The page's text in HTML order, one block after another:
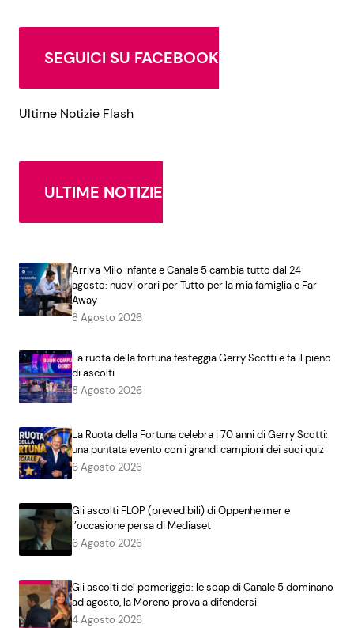
SEGUICI SU FACEBOOK
Ultime Notizie Flash
ULTIME NOTIZIE
Arriva Milo Infante e Canale 5 cambia tutto dal 24
agosto: nuovi orari per Tutto per la mia famiglia e Far
Away
8 Agosto 2026
La ruota della fortuna festeggia Gerry Scotti e fa il pieno
di ascolti
8 Agosto 2026
La Ruota della Fortuna celebra i 70 anni di Gerry Scotti:
una puntata evento con i grandi campioni dei suoi quiz
6 Agosto 2026
Gli ascolti FLOP (prevedibili) di Oppenheimer e
l’occasione persa di Mediaset
6 Agosto 2026
Gli ascolti del pomeriggio: le soap di Canale 5 dominano
ad agosto, la Moreno prova a difendersi
4 Agosto 2026